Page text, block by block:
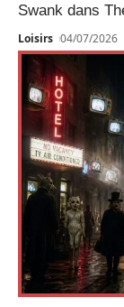
Swank dans
Loisirs 04/07/2026